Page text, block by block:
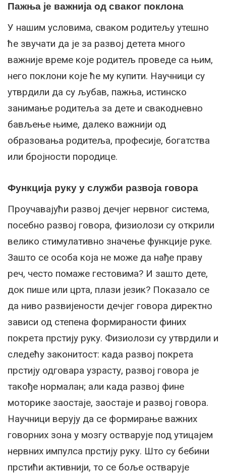
Пажња је важнија од сваког поклона
У нашим условима, сваком родитељу утешно
ће звучати да је за развој детета много
важније време које родитељ проведе са њим,
него поклони које ће му купити. Научници су
утврдили да су љубав, пажња, истинско
занимање родитеља за дете и свакодневно
бављење њиме, далеко важнији од
образовања родитеља, професије, богатства
или бројности породице.
Функција руку у служби развоја говора
Проучавајући развој дечјег нервног система,
посебно развој говора, физиолози су открили
велико стимулативно значење функције руке.
Зашто се особа која не може да нађе праву
реч, често помаже гестовима? И зашто дете,
док пише или црта, плази језик? Показало се
да ниво развијености дечјег говора директно
зависи од степена формираности финих
покрета прстију руку. Физиолози су утврдили и
следећу законитост: када развој покрета
прстију одговара узрасту, развој говора је
такође нормалан; али када развој фине
моторике заостаје, заостаје и развој говора.
Научници верују да се формирање важних
говорних зона у мозгу остварује под утицајем
нервних импулса прстију руку. Што су бебини
прстићи активнији, то се боље остварује